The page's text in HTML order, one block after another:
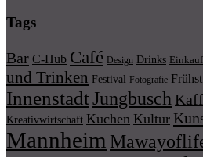
Tags
Bar C-Hub Café Design Drinks
und Trinken Festival Fotografie
InnenstadtJungbusch
Kreativwirtschaft Kuchen Kultur
Mannheim